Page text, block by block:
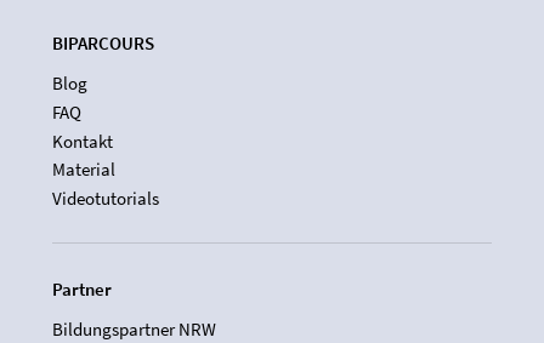
BIPARCOURS
Blog
FAQ
Kontakt
Material
Videotutorials
Partner
Bildungspartner NRW